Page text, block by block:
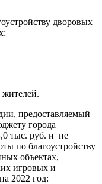
дворовых
предоставляемый
города
тыс. руб. и не
по благоустройству
объектах,
игровых и
2022 год: